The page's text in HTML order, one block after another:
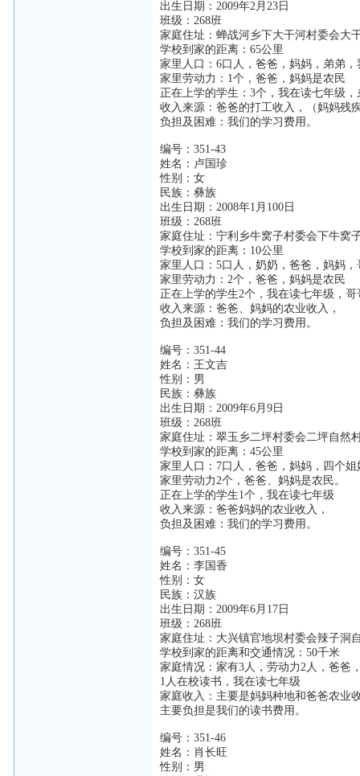
出生日期：2009年2月23日
班级：268班
家庭住址：蝉战河乡下大干河村委会大
学校到家的距离：65公里
家里人口：6口人，爸爸，妈妈，弟弟
家里劳动力：1个，爸爸，妈妈是农民
正在上学的学生：3个，我在读七年级
收入来源：爸爸的打工收入，（妈妈残
负担及困难：我们的学习费用。
编号：351-43
姓名：卢国珍
性别：女
民族：彝族
出生日期：2008年1月100日
班级：268班
家庭住址：宁利乡牛窝子村委会下牛窝
学校到家的距离：10公里
家里人口：5口人，奶奶，爸爸，妈妈
家里劳动力：2个，爸爸，妈妈是农民
正在上学的学生2个，我在读七年级，
收入来源：爸爸、妈妈的农业收入，
负担及困难：我们的学习费用。
编号：351-44
姓名：王文吉
性别：男
民族：彝族
出生日期：2009年6月9日
班级：268班
家庭住址：翠玉乡二坪村委会二坪自然
学校到家的距离：45公里
家里人口：7口人，爸爸，妈妈，四个姐
家里劳动力2个，爸爸、妈妈是农民。
正在上学的学生1个，我在读七年级
收入来源：爸爸妈妈的农业收入，
负担及困难：我们的学习费用。
编号：351-45
姓名：李国香
性别：女
民族：汉族
出生日期：2009年6月17日
班级：268班
家庭住址：大兴镇官地坝村委会辣子洞
学校到家的距离和交通情况：50千米
家庭情况：家有3人，劳动力2人，爸爸
1人在校读书，我在读七年级
家庭收入：主要是妈妈种地和爸爸农业
主要负担是我们的读书费用。
编号：351-46
姓名：肖长旺
性别：男